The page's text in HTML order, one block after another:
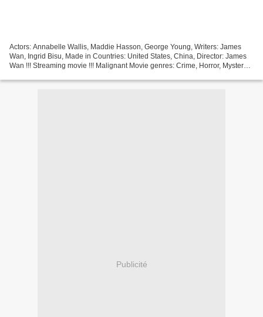
Actors: Annabelle Wallis, Maddie Hasson, George Young, Writers: James
Wan, Ingrid Bisu, Made in Countries: United States, China, Director: James
Wan !!! Streaming movie !!! Malignant Movie genres: Crime, Horror, Mystery
Publicité